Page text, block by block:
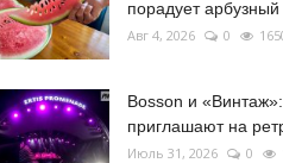
порадует
Авг 4, 2026 0
Bosson и
приглашают на
Июль 31, 2026 0